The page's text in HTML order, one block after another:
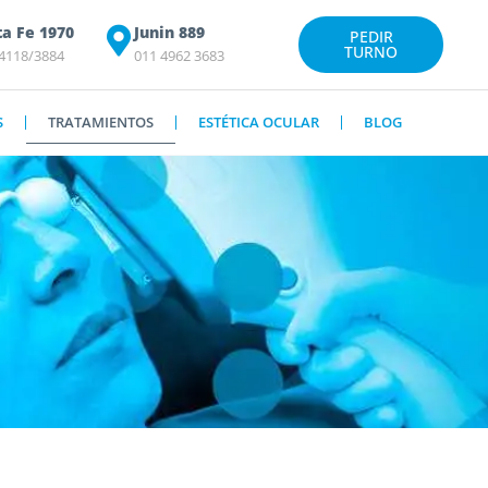
Fe 1970
3884
Junin 889
011 4962 3683
PEDIR
TURNO
TRATAMIENTOS ESTÉTICA OCULAR BLOG